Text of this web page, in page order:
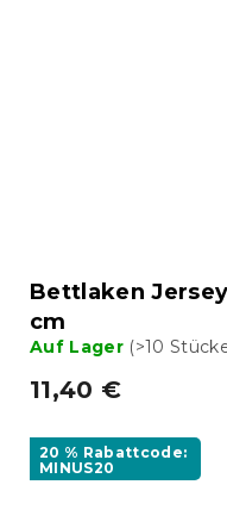
Bettlaken
cm
Auf Lager (>10
11,40 €
20 % Rabattcode:
MINUS20